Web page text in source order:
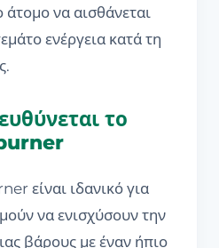
άτομο να αισθάνεται
ενέργεια κατά τη
το
είναι ιδανικό για
να ενισχύσουν την
βάρους με έναν ήπιο